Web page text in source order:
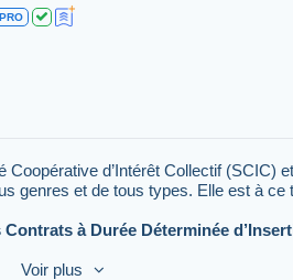
PRO
d’Intérêt Collectif (SCIC)
et de tous types. Elle est à
à Durée Déterminée
Voir plus